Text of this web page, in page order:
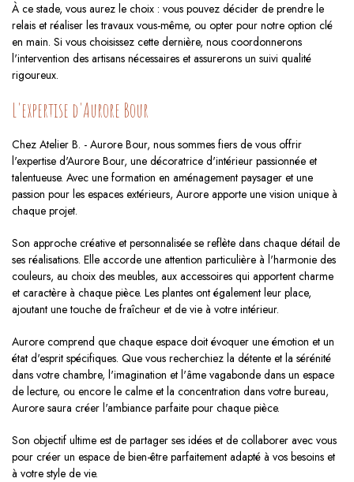
À ce stade, vous aurez le choix : vous pouvez décider de prendre le
relais et réaliser les travaux vous-même, ou opter pour notre option clé
en main. Si vous choisissez cette dernière, nous coordonnerons
l'intervention des artisans nécessaires et assurerons un suivi qualité
rigoureux.
L'expertise d'Aurore Bour
Chez Atelier B. - Aurore Bour, nous sommes fiers de vous offrir
l'expertise d'Aurore Bour, une décoratrice d'intérieur passionnée et
talentueuse. Avec une formation en aménagement paysager et une
passion pour les espaces extérieurs, Aurore apporte une vision unique à
chaque projet.
Son approche créative et personnalisée se reflète dans chaque détail de
ses réalisations. Elle accorde une attention particulière à l'harmonie des
couleurs, au choix des meubles, aux accessoires qui apportent charme
et caractère à chaque pièce. Les plantes ont également leur place,
ajoutant une touche de fraîcheur et de vie à votre intérieur.
Aurore comprend que chaque espace doit évoquer une émotion et un
état d'esprit spécifiques. Que vous recherchiez la détente et la sérénité
dans votre chambre, l'imagination et l'âme vagabonde dans un espace
de lecture, ou encore le calme et la concentration dans votre bureau,
Aurore saura créer l'ambiance parfaite pour chaque pièce.
Son objectif ultime est de partager ses idées et de collaborer avec vous
pour créer un espace de bien-être parfaitement adapté à vos besoins et
à votre style de vie.